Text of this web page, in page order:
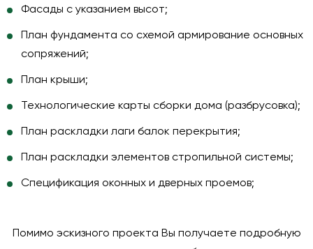
Фасады с указанием высот;
План фундамента со схемой армирование основных
сопряжений;
План крыши;
Технологические карты сборки дома (разбрусовка);
План раскладки лаги балок перекрытия;
План раскладки элементов стропильной системы;
Спецификация оконных и дверных проемов;
Помимо эскизного проекта Вы получаете подробную